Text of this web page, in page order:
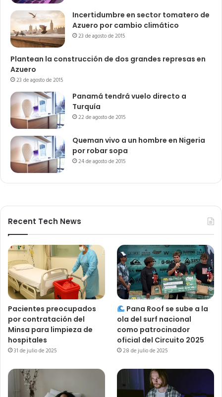
Incertidumbre en sector tomatero de
Azuero por cambio climático
23 de agosto de 2015
Plantean la construcción de dos grandes represas en
Azuero
23 de agosto de 2015
Panamá tendrá vuelo directo a
Turquía
22 de agosto de 2015
Queman vivo a un hombre en Nigeria
por robar sopa
24 de agosto de 2015
Recent Tech News
Pacientes preocupados
por contratación del
Minsa para limpieza de
hospitales
31 de julio de 2025
Pana Roof se sube a la
ola del surf nacional
como patrocinador
oficial del Circuito 2025
28 de julio de 2025